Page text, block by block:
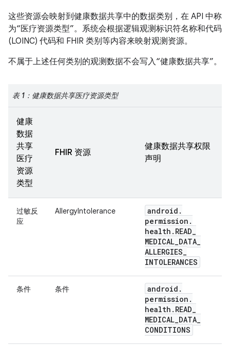
这些资源会映射到健康数据共享中的数据类别，在 API 中称
为“医疗资源类型”。系统会根据逻辑观测标识符名称和代码
(LOINC) 代码和 FHIR 类别等内容来映射观测资源。
不属于上述任何类别的观测数据不会写入“健康数据共享”。
表 1：健康数据共享医疗资源类型
健康
数据
共享
医疗
资源
类型
FHIR 资源
健康数据共享权限
声明
过敏反
应
AllergyIntolerance android .
permission .
health . READ_
MEDICAL_DATA_
ALLERGIES_
INTOLERANCES
条件 条件 android .
permission .
health . READ_
MEDICAL_DATA_
CONDITIONS